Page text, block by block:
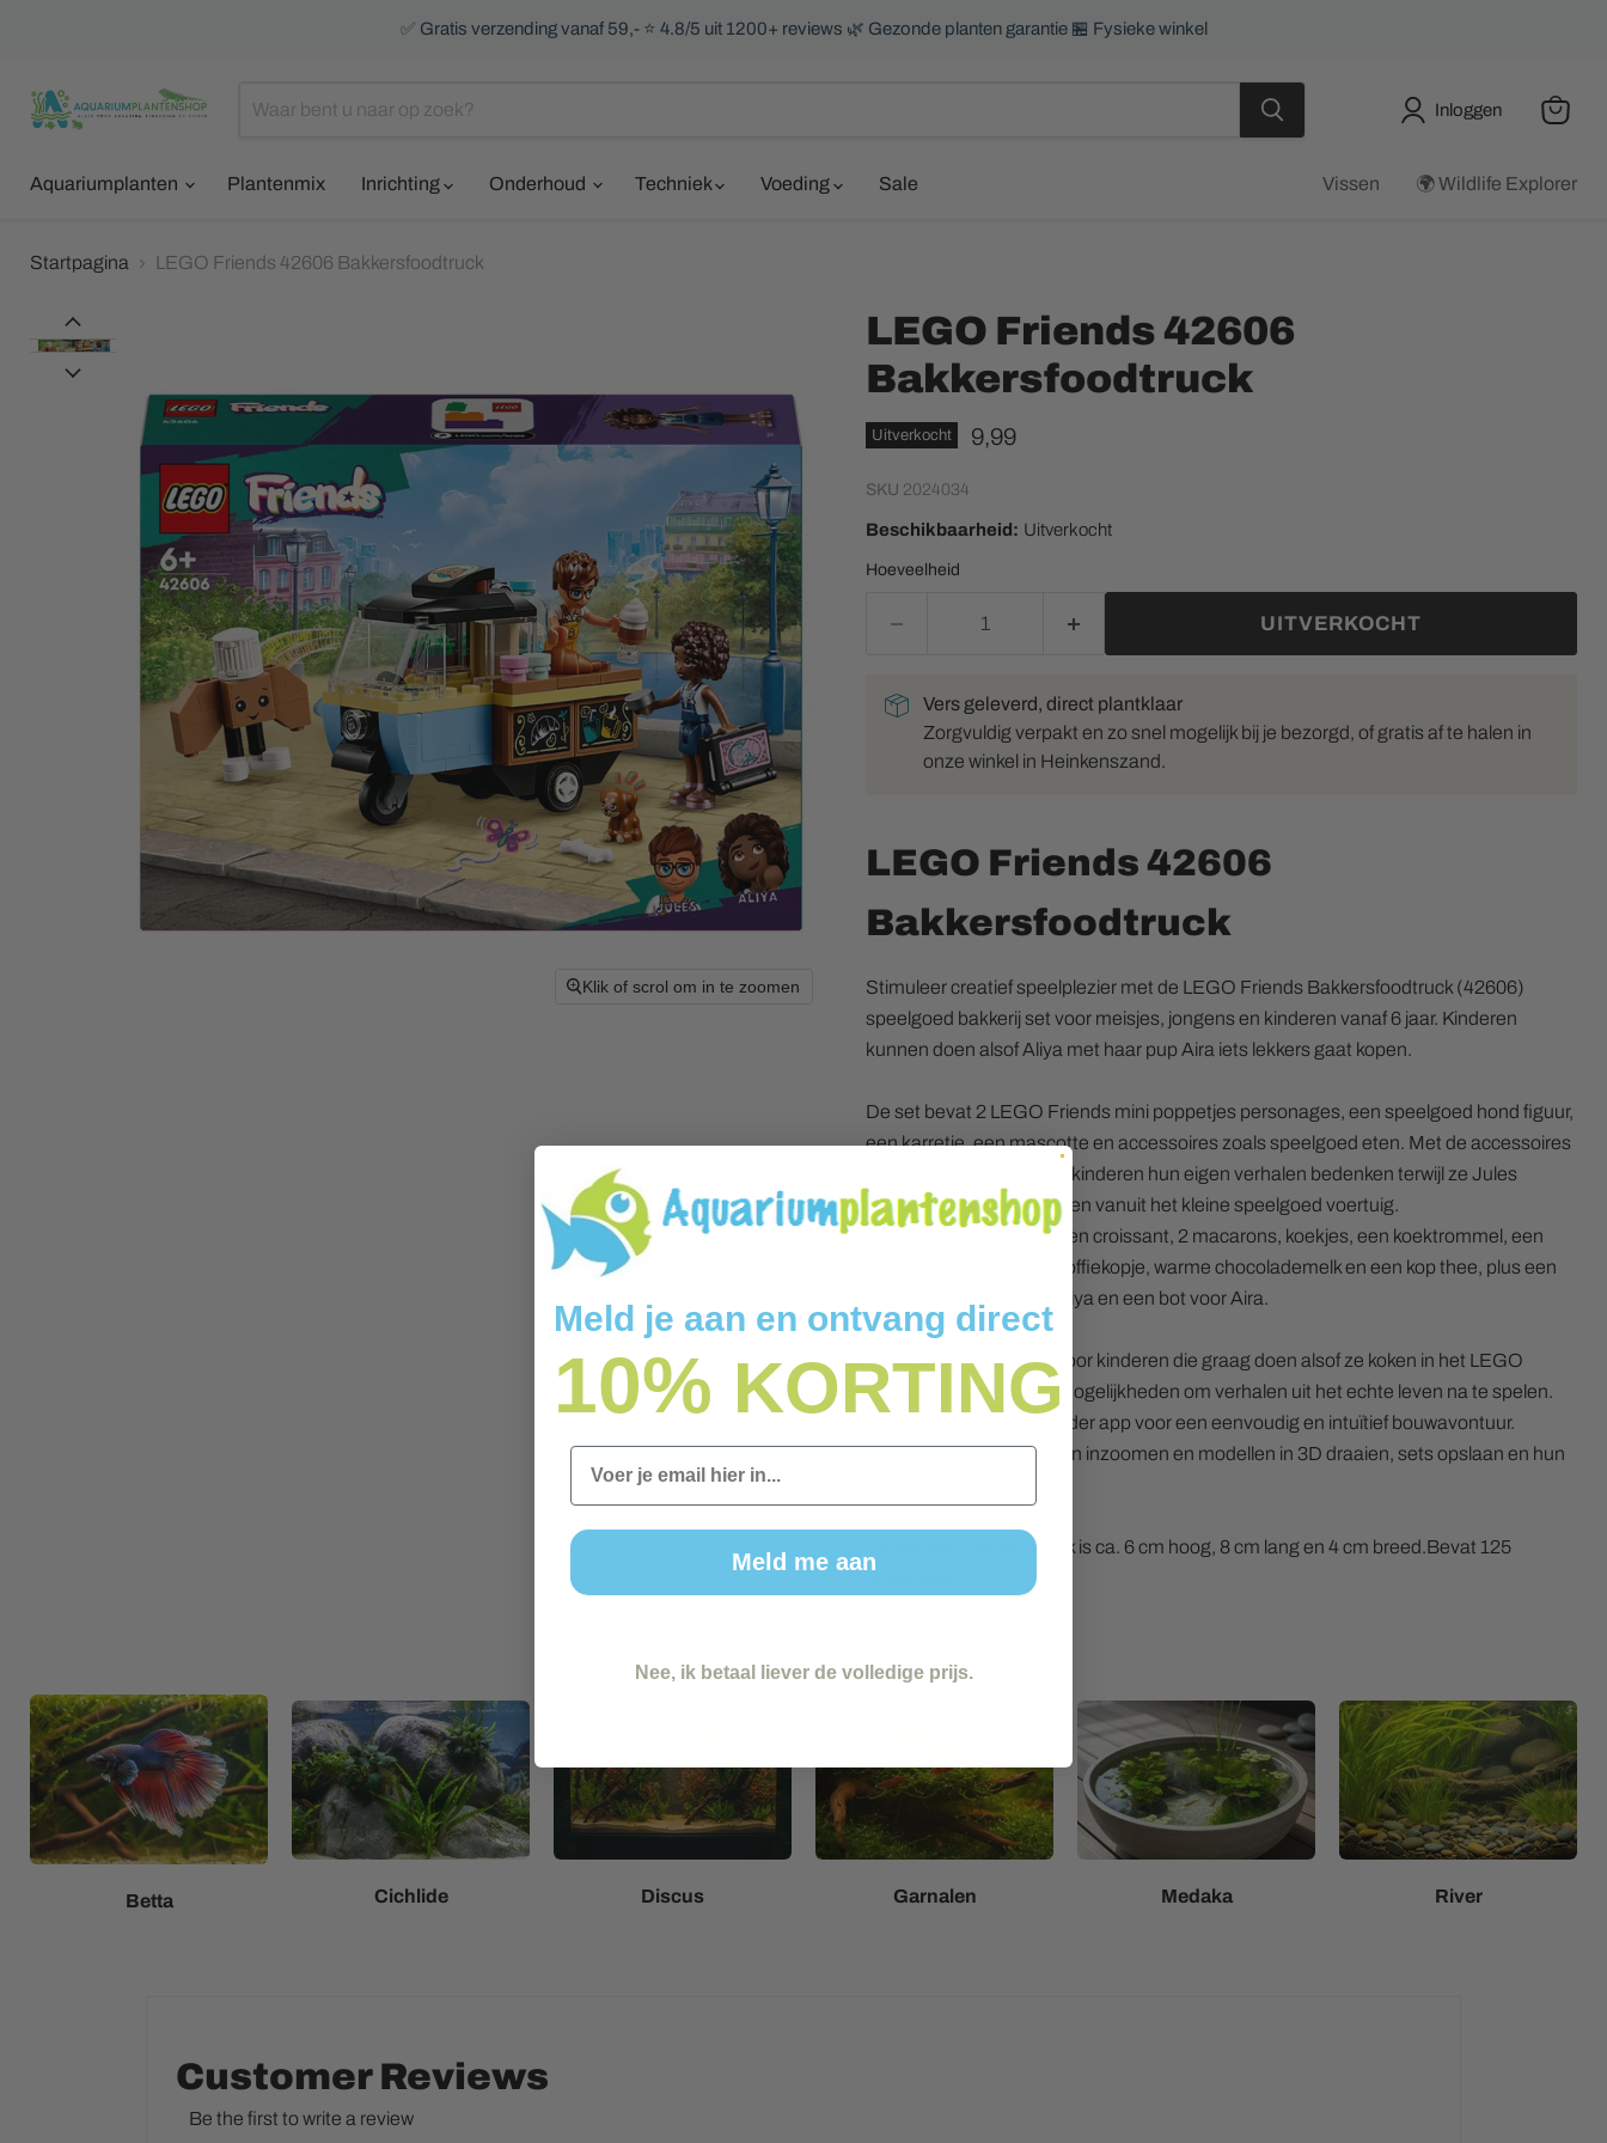
✅ Gratis verzending vanaf 59,- ⭐ 4.8/5 uit 1200+ reviews 🌿 Gezonde planten garantie 🏪 Fysieke winkel
Inloggen
Aquariumplanten
Plantenmix Inrichting Onderhoud Techniek Voeding Sale Vissen 🌍 Wildlife Explorer
Startpagina LEGO Friends 42606 Bakkersfoodtruck
Klik of scrol om in te zoomen Klik of scrol om in te zoomen
LEGO Friends 42606
Bakkersfoodtruck
Uitverkocht Huidige prijs
9,99
SKU 2024034
Beschikbaarheid: Uitverkocht
Hoeveelheid
UITVERKOCHT
Vers geleverd, direct plantklaar
Zorgvuldig verpakt en zo snel mogelijk bij je bezorgd, of gratis af te halen in
onze winkel in Heinkenszand.
LEGO Friends 42606
Bakkersfoodtruck
Stimuleer creatief speelplezier met de LEGO Friends Bakkersfoodtruck (42606)
speelgoed bakkerij set voor meisjes, jongens en kinderen vanaf 6 jaar. Kinderen
kunnen doen alsof Aliya met haar pup Aira iets lekkers gaat kopen.
De set bevat 2 LEGO Friends mini poppetjes personages, een speelgoed hond figuur,
een karretje, een mascotte en accessoires zoals speelgoed eten. Met de accessoires
in deze speelset kunnen kinderen hun eigen verhalen bedenken terwijl ze Jules
helpen klanten te bedienen vanuit het kleine speelgoed voertuig.
Accessoires omvatten een croissant, 2 macarons, koekjes, een koektrommel, een
koffiezetapparaat, een koffiekopje, warme chocolademelk en een kop thee, plus een
muntje, een boek voor Aliya en een bot voor Aira.
Ontdek meer cadeaus voor kinderen die graag doen alsof ze koken in het LEGO
Friends universum, vol mogelijkheden om verhalen uit het echte leven na te spelen.
Download de LEGO Builder app voor een eenvoudig en intuïtief bouwavontuur.
Hiermee kunnen kinderen inzoomen en modellen in 3D draaien, sets opslaan en hun
Afmetingen: de foodtruck is ca. 6 cm hoog, 8 cm lang en 4 cm breed.Bevat 125
Betta Cichlide Discus Garnalen Medaka River
Customer Reviews
Be the first to write a review
Meld je aan en ontvang direct
10% KORTING
Email
Meld me aan
Nee, ik betaal liever de volledige prijs.